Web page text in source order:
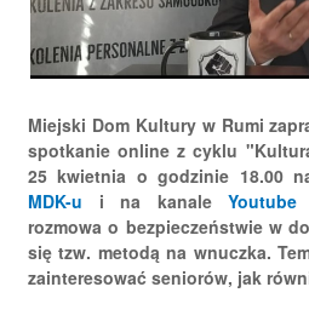
Miejski Dom Kultury w Rumi
spotkanie online z cyklu
25 kwietnia o godzinie 18.00
MDK-u i na kanale Youtube
rozmowa o bezpieczeństwie w
się tzw. metodą na wnuczka.
zainteresować seniorów, jak